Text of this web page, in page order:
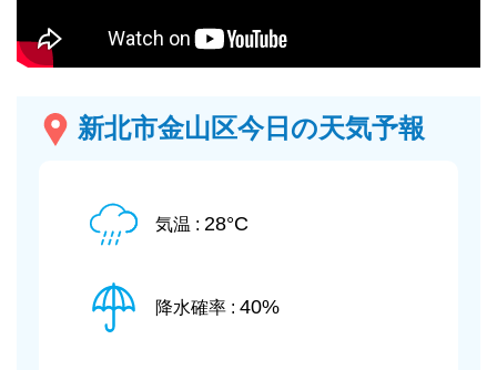
新北市金山区今日の天気予報
気温 : 28°C
降水確率 :40%